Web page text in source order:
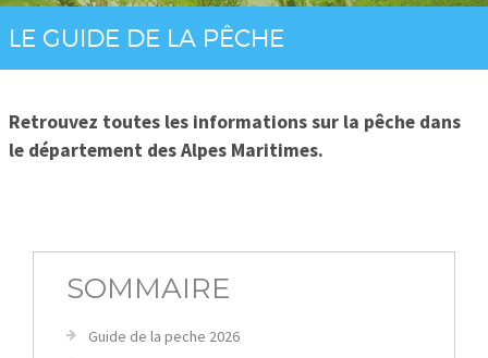
LE GUIDE DE LA PÊCHE
Retrouvez toutes les informations sur la pêche dans
le département des Alpes Maritimes.
SOMMAIRE
Guide de la peche 2026